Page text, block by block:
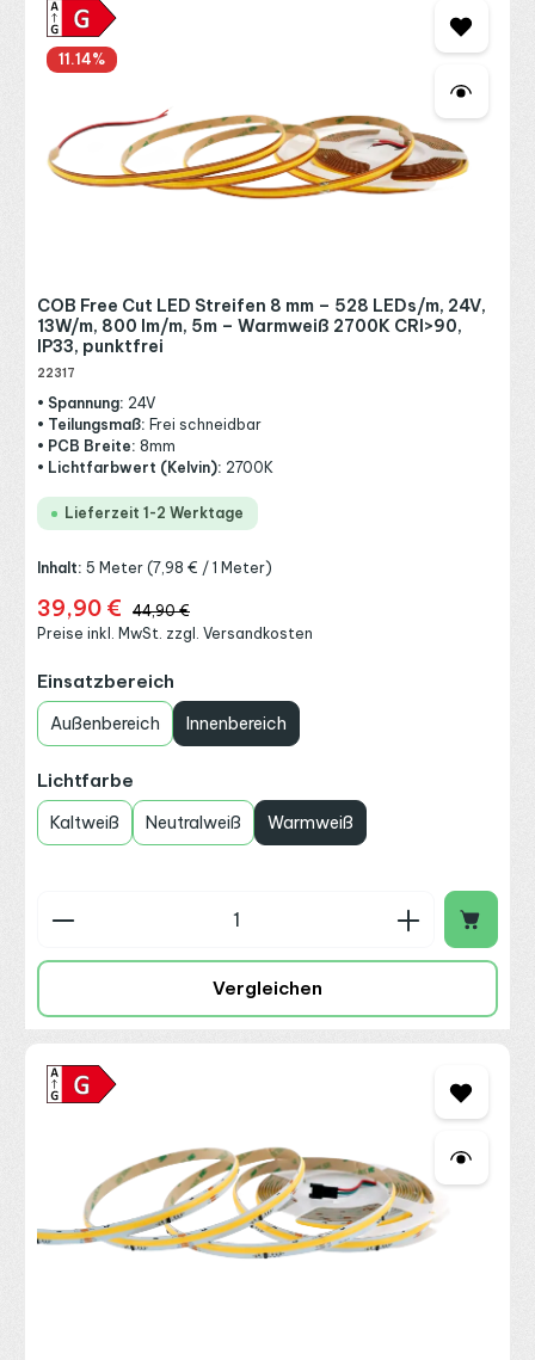
für Bad und
✅Perfekt für den professionellen Einsatz
gewerblichen Bereich wie Ladenbau, Gastronomie und
Messestandbau
Ob private Lichtakzente oder gewerbliche
Beleuchtungslösungen – mit unseren
11.14%
COB Free Cut LED Streifen 8 mm – 528 LEDs/m, 24V,
13W/m, 800 lm/m, 5m – Warmweiß 2700K CRI>90,
IP33, punktfrei
22317
• Spannung: 24V
• Teilungsmaß: Frei schneidbar
• PCB Breite: 8mm
• Lichtfarbwert (Kelvin): 2700K
Lieferzeit 1-2 Werktage
Inhalt:5 Meter(7,98 € / 1 Meter)
Verkaufspreis:
39,90 € Regulärer Preis:
44,90 €
Preise inkl. MwSt. zzgl. Versandkosten
Einsatzbereich
Außenbereich Innenbereich
Lichtfarbe
Kaltweiß Neutralweiß Warmweiß
Produkt Anzahl: Gib den gewünschten Wert
Vergleichen